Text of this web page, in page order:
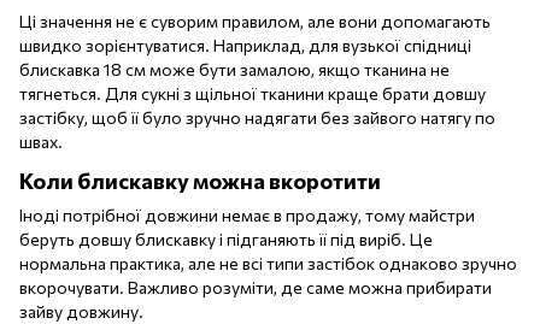
Ці значення не є суворим правилом, але вони допомагають
швидко зорієнтуватися. Наприклад, для вузької спідниці
блискавка 18 см може бути замалою, якщо тканина не
тягнеться. Для сукні з щільної тканини краще брати довшу
застібку, щоб її було зручно надягати без зайвого натягу по
швах.
Коли блискавку можна вкоротити
Іноді потрібної довжини немає в продажу, тому майстри
беруть довшу блискавку і підганяють її під виріб. Це
нормальна практика, але не всі типи застібок однаково зручно
вкорочувати. Важливо розуміти, де саме можна прибирати
зайву довжину.